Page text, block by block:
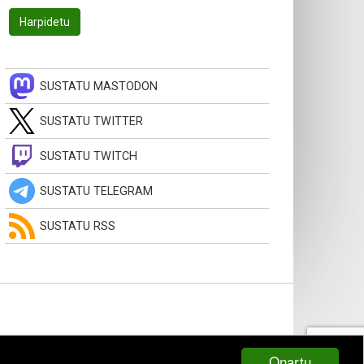
SUSTATU MASTODON
SUSTATU TWITTER
SUSTATU TWITCH
SUSTATU TELEGRAM
SUSTATU RSS